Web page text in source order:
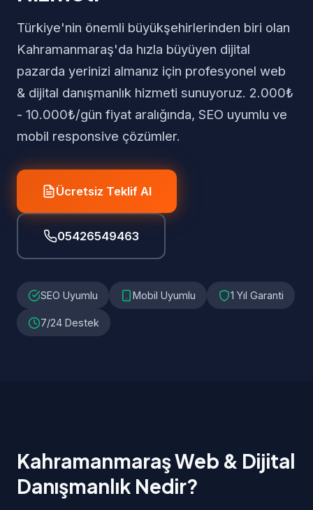
Türkiye'nin önemli büyükşehirlerinden biri olan
Kahramanmaraş'da hızla büyüyen dijital
pazarda yerinizi almanız için profesyonel web
& dijital danışmanlık hizmeti sunuyoruz. 2.000₺
- 10.000₺/gün fiyat aralığında, SEO uyumlu ve
mobil responsive çözümler.
Ücretsiz Teklif Al
05426549463
SEO Uyumlu Mobil Uyumlu 1 Yıl Garanti
7/24 Destek
Kahramanmaraş Web & Dijital
Danışmanlık Nedir?